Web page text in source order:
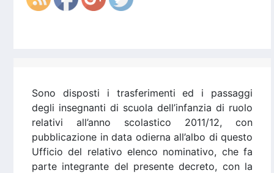
Sono disposti i trasferimenti ed i passaggi
degli insegnanti di scuola dell’infanzia di ruolo
relativi all’anno scolastico 2011/12, con
pubblicazione in data odierna all’albo di questo
Ufficio del relativo elenco nominativo, che fa
parte integrante del presente decreto, con la